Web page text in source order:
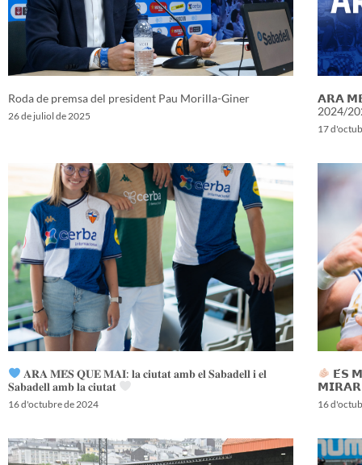
Roda de premsa del president Pau Morilla-Giner
26 de juliol de 2025
𝗔𝗥𝗔
2024/
17
𝐀𝐑𝐀 𝐌𝐄́𝐒 𝐐𝐔𝐄 𝐌𝐀𝐈: 𝐥𝐚 𝐜𝐢𝐮𝐭𝐚𝐭 𝐚𝐦𝐛 𝐞𝐥 𝐒𝐚𝐛𝐚𝐝𝐞𝐥𝐥 𝐢 𝐞𝐥
𝐒𝐚𝐛𝐚𝐝𝐞𝐥𝐥 𝐚𝐦𝐛 𝐥𝐚 𝐜𝐢𝐮𝐭𝐚𝐭
16 d'octubre de 2024
𝗘́𝗦
16